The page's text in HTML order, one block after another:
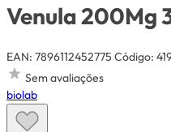
Venula 200Mg
EAN: 7896112452775 Código:
Sem avaliações
biolab